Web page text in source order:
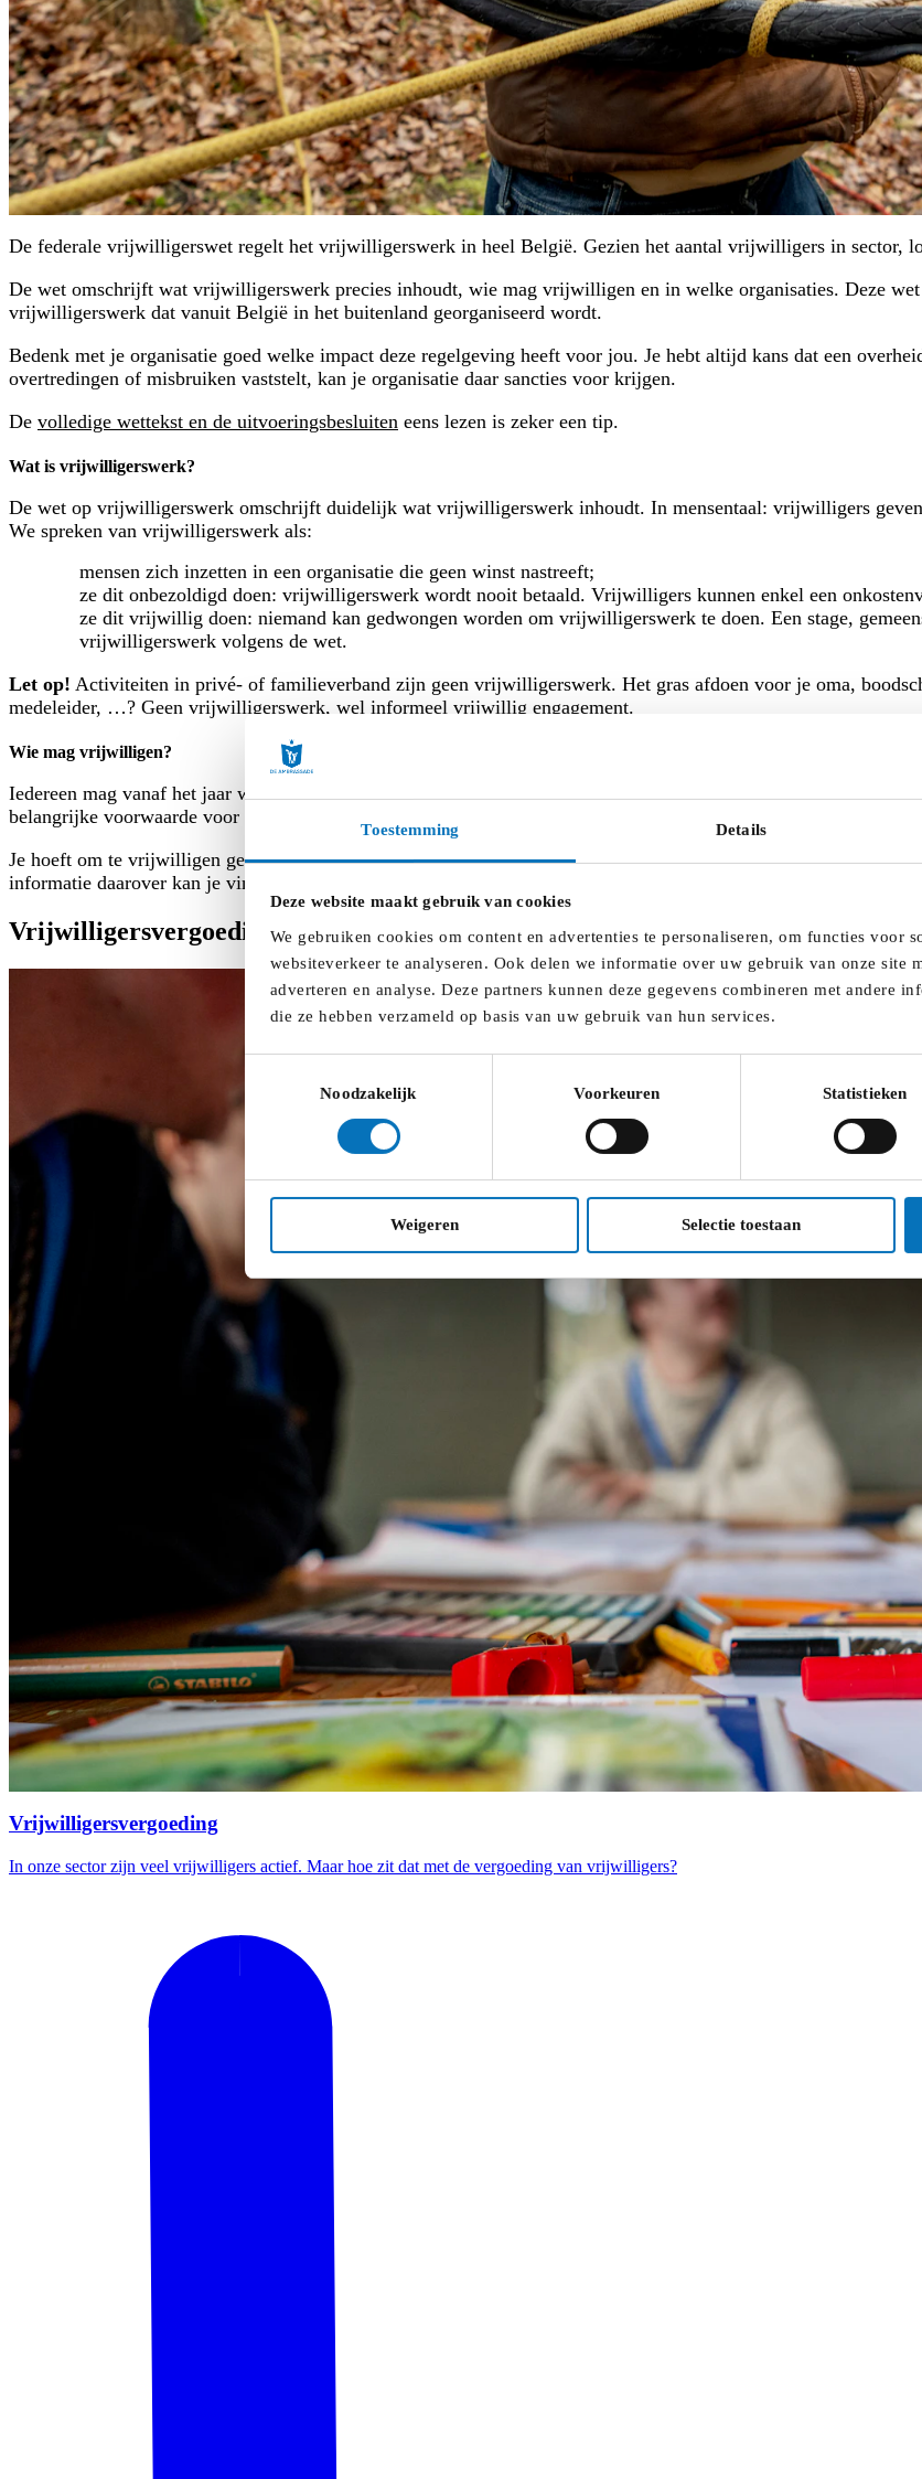
Toestemming Details
Deze website maakt gebruik van cookies
We gebruiken cookies om content en advertenties te personaliseren, om functies voor
websiteverkeer te analyseren. Ook delen we informatie over uw gebruik van onze site
adverteren en analyse. Deze partners kunnen deze gegevens combineren met andere
die ze hebben verzameld op basis van uw gebruik van hun services.
Noodzakelijk
Voorkeuren Statistieken
Weigeren Selectie toestaan
De federale vrijwilligerswet regelt het vrijwilligerswerk in heel België. Gezien het aantal vrijwilligers in sector,
De wet omschrijft wat vrijwilligerswerk precies inhoudt, wie mag vrijwilligen en in welke organisaties. Deze
vrijwilligerswerk dat vanuit België in het buitenland georganiseerd wordt.
Bedenk met je organisatie goed welke impact deze regelgeving heeft voor jou. Je hebt altijd kans dat een
overtredingen of misbruiken vaststelt, kan je organisatie daar sancties voor krijgen.
De volledige wettekst en de uitvoeringsbesluiten eens lezen is zeker een tip.
Wat is vrijwilligerswerk?
De wet op vrijwilligerswerk omschrijft duidelijk wat vrijwilligerswerk inhoudt. In mensentaal: vrijwilligers
We spreken van vrijwilligerswerk als:
mensen zich inzetten in een organisatie die geen winst nastreeft;
ze dit onbezoldigd doen: vrijwilligerswerk wordt nooit betaald. Vrijwilligers kunnen enkel een
ze dit vrijwillig doen: niemand kan gedwongen worden om vrijwilligerswerk te doen. Een stage,
vrijwilligerswerk volgens de wet.
Let op! Activiteiten in privé- of familieverband zijn geen vrijwilligerswerk. Het gras afdoen voor je oma,
medeleider, …? Geen vrijwilligerswerk, wel informeel vrijwillig engagement.
Wie mag vrijwilligen?
Iedereen mag vanaf het jaar waarin hij of zij 16 jaar wordt vrijwilligerswerk doen of vanaf 15 jaar (zolang je de
belangrijke voorwaarde voor onze sector, want
Je hoeft om te vrijwilligen geen Belgische nationaliteit hebben. Voor sommige vrijwilligers is er wel een
informatie daarover kan je vinden bij
Vrijwilligersvergoeding
Vrijwilligersvergoeding
In onze sector zijn veel vrijwilligers actief. Maar hoe zit dat met de vergoeding van vrijwilligers?